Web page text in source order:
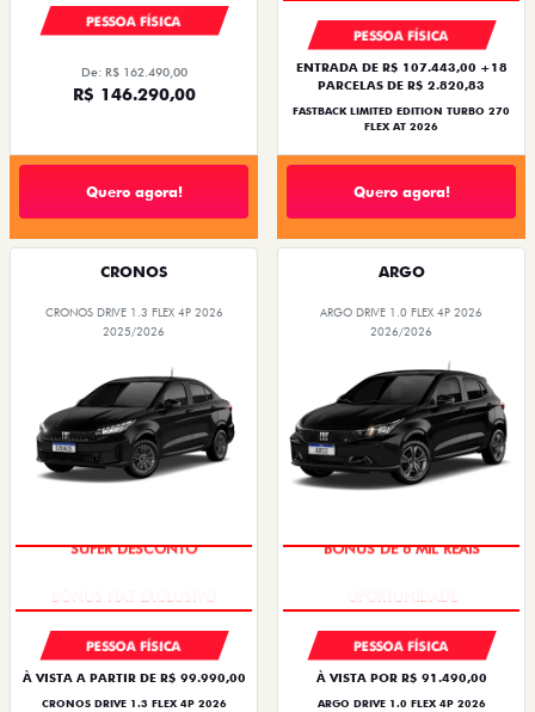
PESSOA FÍSICA
De: R$ 162.490,00
R$ 146.290,00
Quero agora!
PESSOA FÍSICA
ENTRADA DE R$ 107.443,00 +18
PARCELAS DE R$ 2.820,83
FASTBACK LIMITED EDITION TURBO 270
FLEX AT 2026
Quero agora!
CRONOS
CRONOS DRIVE 1.3 FLEX 4P 2026
2025/2026
SUPER DESCONTO
PESSOA FÍSICA
À VISTA A PARTIR DE R$ 99.990,00
CRONOS DRIVE 1.3 FLEX 4P 2026
ARGO
ARGO DRIVE 1.0 FLEX 4P 2026
2026/2026
BÔNUS DE 6 MIL REAIS
PESSOA FÍSICA
À VISTA POR R$ 91.490,00
ARGO DRIVE 1.0 FLEX 4P 2026